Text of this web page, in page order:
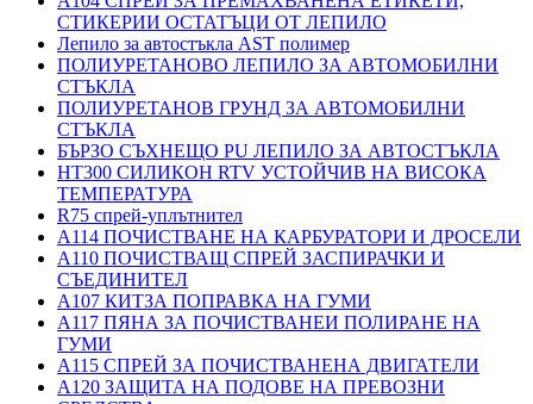
СТИКЕРИИ ОСТАТЪЦИ ОТ ЛЕПИЛО
Лепило за автостъкла AST полимер
ПОЛИУРЕТАНОВО ЛЕПИЛО ЗА АВТОМОБИЛНИ
СТЪКЛА
ПОЛИУРЕТАНОВ ГРУНД ЗА АВТОМОБИЛНИ
СТЪКЛА
БЪРЗО СЪХНЕЩО PU ЛЕПИЛО ЗА АВТОСТЪКЛА
HT300 СИЛИКОН RTV УСТОЙЧИВ НА ВИСОКА
ТЕМПЕРАТУРА
R75 спрей-уплътнител
A114 ПОЧИСТВАНЕ НА КАРБУРАТОРИ И ДРОСЕЛИ
A110 ПОЧИСТВАЩ СПРЕЙ ЗАСПИРАЧКИ И
СЪЕДИНИТЕЛ
A107 КИТЗА ПОПРАВКА НА ГУМИ
A117 ПЯНА ЗА ПОЧИСТВАНЕИ ПОЛИРАНЕ НА
ГУМИ
A115 СПРЕЙ ЗА ПОЧИСТВАНЕНА ДВИГАТЕЛИ
A120 ЗАЩИТА НА ПОДОВЕ НА ПРЕВОЗНИ